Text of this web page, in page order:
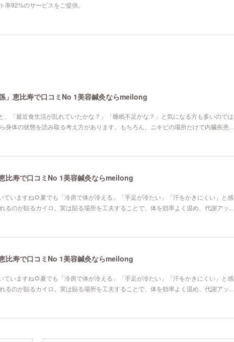
92%のサービスをご提供。
」恵比寿で口コミNo 1美容鍼灸ならmeilong
「最近食生活が乱れていたかな？」「睡眠不足かな？」と気になる方も多いのでは
体の状態を読み取る考え方があります。もちろん、ニキビの場所だけで内臓疾患…
比寿で口コミNo 1美容鍼灸ならmeilong
いますね🌻夏でも「冷房で体が冷える」「手足が冷たい」「汗をかきにくい」と感
るのが貼るカイロ。実は貼る場所を工夫することで、体を効率よく温め、代謝アッ…
比寿で口コミNo 1美容鍼灸ならmeilong
いますね🌻夏でも「冷房で体が冷える」「手足が冷たい」「汗をかきにくい」と感
るのが貼るカイロ。実は貼る場所を工夫することで、体を効率よく温め、代謝アッ…